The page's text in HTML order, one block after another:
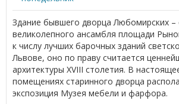
Здание бывшего дворца Любомирских
великолепного ансамбля площади
к числу лучших барочных зданий
Львове, оно по праву считается
архитектуры XVIII столетия. В
помещениях старинного дворца
экспозиция Музея мебели и фарфора.